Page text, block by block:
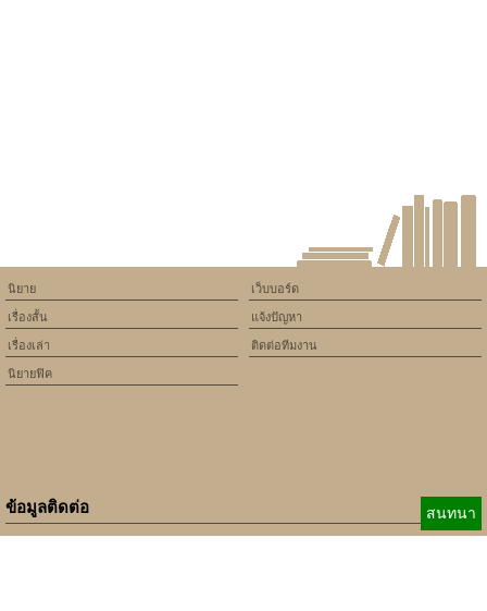
เว็บบอร์ด
แจ้งปัญหา
ติดต่อทีมงาน
นิยาย
เรื่องสั้น
เรื่องเล่า
นิยายฟิค
ข้อมูลติดต่อ สนทนา